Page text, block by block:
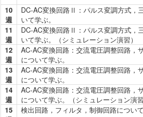
10
週
DC-AC変換回路Ⅱ：パルス変調方式，
いて学ぶ。
11
週
DC-AC変換回路Ⅱ：パルス変調方式，
いて学ぶ。（シミュレーション演習）
12
週
AC-AC変換回路：交流電圧調整回路，
について学ぶ。
13
週
AC-AC変換回路：交流電圧調整回路，
について学ぶ。
14
週
AC-AC変換回路：交流電圧調整回路，
について学ぶ。（シミュレーション演
15
検出回路，フィルタ，制御回路につい